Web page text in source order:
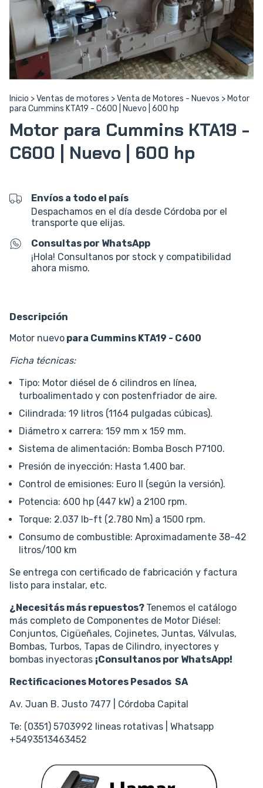
Inicio >Ventas de motores >Venta de Motores - Nuevos > Motor
para Cummins KTA19 - C600 | Nuevo | 600 hp
Motor para Cummins KTA19 -
C600 | Nuevo | 600 hp
Envíos a todo el país
Despachamos en el día desde Córdoba por el
transporte que elijas.
Consultas por WhatsApp
¡Hola! Consultanos por stock y compatibilidad
ahora mismo.
Descripción
Motor nuevo para Cummins KTA19 - C600
Ficha técnicas:
Tipo: Motor diésel de 6 cilindros en línea,
turboalimentado y con postenfriador de aire.
Cilindrada: 19 litros (1164 pulgadas cúbicas).
Diámetro x carrera: 159 mm x 159 mm.
Sistema de alimentación: Bomba Bosch P7100.
Presión de inyección: Hasta 1.400 bar.
Control de emisiones: Euro II (según la versión).
Potencia: 600 hp (447 kW) a 2100 rpm.
Torque: 2.037 lb-ft (2.780 Nm) a 1500 rpm.
Consumo de combustible: Aproximadamente 38-42
litros/100 km
Se entrega con certificado de fabricación y factura
listo para instalar, etc.
¿Necesitás más repuestos? Tenemos el catálogo
más completo de Componentes de Motor Diésel:
Conjuntos, Cigüeñales, Cojinetes, Juntas, Válvulas,
Bombas, Turbos, Tapas de Cilindro, inyectores y
bombas inyectoras ¡Consultanos por WhatsApp!
Rectificaciones Motores Pesados SA
Av. Juan B. Justo 7477 | Córdoba Capital
Te: (0351) 5703992 lineas rotativas | Whatsapp
+5493513463452